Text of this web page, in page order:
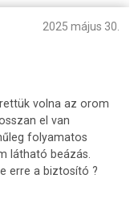
2025 május 30.
volna az orom
el van
folyamatos
látható beázás.
erre a biztosító ?